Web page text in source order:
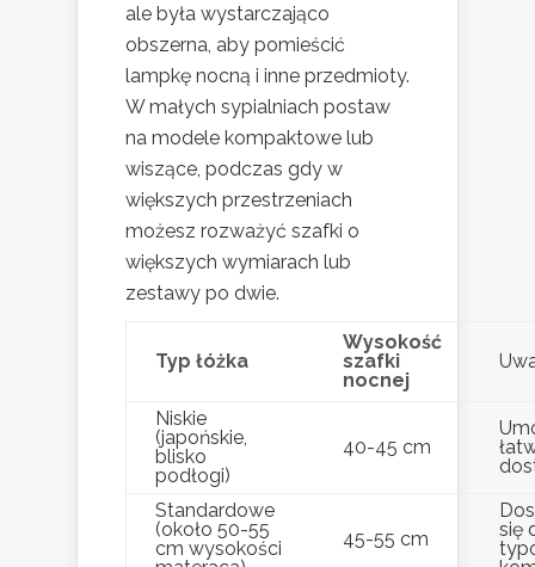
ale była wystarczająco
obszerna, aby pomieścić
lampkę nocną i inne przedmioty.
W małych sypialniach postaw
na modele kompaktowe lub
wiszące, podczas gdy w
większych przestrzeniach
możesz rozważyć szafki o
większych wymiarach lub
zestawy po dwie.
Typ łóżka
Wysokość
szafki
nocnej
Niskie
(japońskie,
blisko
podłogi)
40-45 cm
Standardowe
(około 50-55
cm wysokości
45-55 cm
się